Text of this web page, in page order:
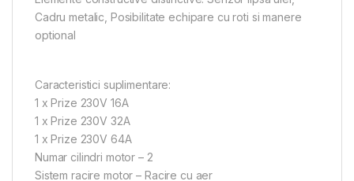
Cadru metalic, Posibilitate echipare cu roti si manere
optional
Caracteristici suplimentare:
1 x Prize 230V 16A
1 x Prize 230V 32A
1 x Prize 230V 64A
Numar cilindri motor – 2
Sistem racire motor – Racire cu aer